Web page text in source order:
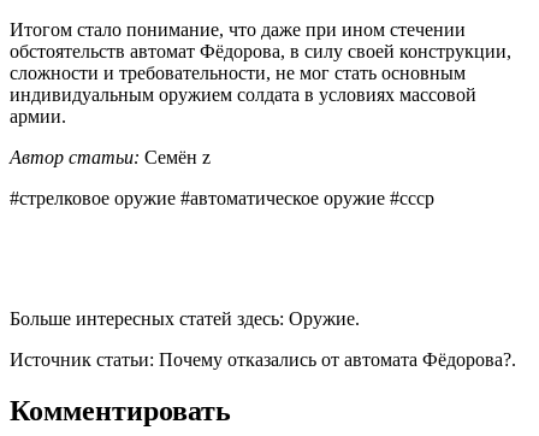
Итогом стало понимание, что даже при ином стечении
обстоятельств автомат Фёдорова, в силу своей конструкции,
сложности и требовательности, не мог стать основным
индивидуальным оружием солдата в условиях массовой
армии.
Автор статьи: Семён z
#стрелковое оружие #автоматическое оружие #ссср
Больше интересных статей здесь: Оружие.
Источник статьи: Почему отказались от автомата Фёдорова?.
Комментировать